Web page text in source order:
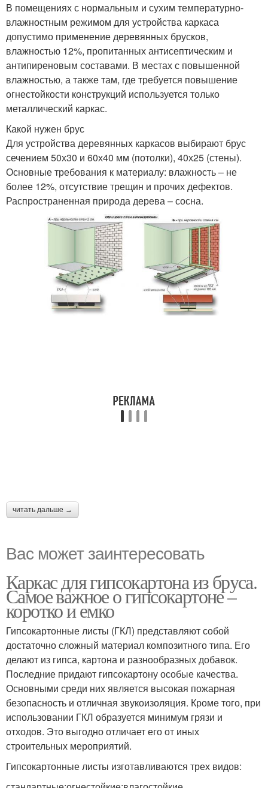
В помещениях с нормальным и сухим температурно-
влажностным режимом для устройства каркаса
допустимо применение деревянных брусков,
влажностью 12%, пропитанных антисептическим и
антипиреновым составами. В местах с повышенной
влажностью, а также там, где требуется повышение
огнестойкости конструкций используется только
металлический каркас.
Какой нужен брус
Для устройства деревянных каркасов выбирают брус
сечением 50х30 и 60х40 мм (потолки), 40х25 (стены).
Основные требования к материалу: влажность – не
более 12%, отсутствие трещин и прочих дефектов.
Распространенная природа дерева – сосна.
читать дальше →
Вас может заинтересовать
Каркас для гипсокартона из бруса.
Самое важное о гипсокартоне –
коротко и емко
Гипсокартонные листы (ГКЛ) представляют собой
достаточно сложный материал композитного типа. Его
делают из гипса, картона и разнообразных добавок.
Последние придают гипсокартону особые качества.
Основными среди них является высокая пожарная
безопасность и отличная звукоизоляция. Кроме того, при
использовании ГКЛ образуется минимум грязи и
отходов. Это выгодно отличает его от иных
строительных мероприятий.
Гипсокартонные листы изготавливаются трех видов: